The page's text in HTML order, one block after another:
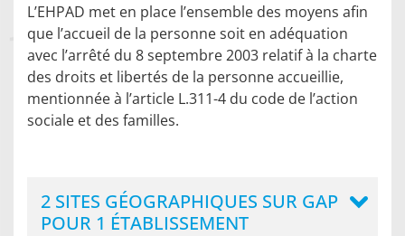
L’EHPAD met en place l’ensemble des moyens afin
que l’accueil de la personne soit en adéquation
avec l’arrêté du 8 septembre 2003 relatif à la charte
des droits et libertés de la personne accueillie,
mentionnée à l’article L.311-4 du code de l’action
sociale et des familles.
2 SITES GÉOGRAPHIQUES SUR GAP
POUR 1 ÉTABLISSEMENT